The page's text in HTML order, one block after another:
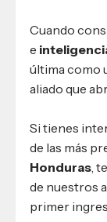
Cuando
e
última como
aliado que
Si tienes
de las más
Honduras,
de nuestros
primer